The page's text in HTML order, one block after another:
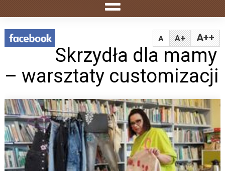
A A+ A++
Skrzydła dla mamy
– warsztaty customizacji